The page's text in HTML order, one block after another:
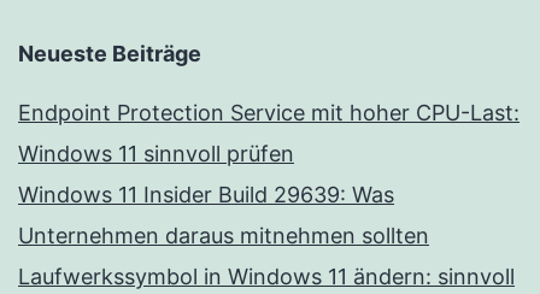
Neueste Beiträge
Endpoint Protection Service mit hoher CPU-Last:
Windows 11 sinnvoll prüfen
Windows 11 Insider Build 29639: Was
Unternehmen daraus mitnehmen sollten
Laufwerkssymbol in Windows 11 ändern: sinnvoll